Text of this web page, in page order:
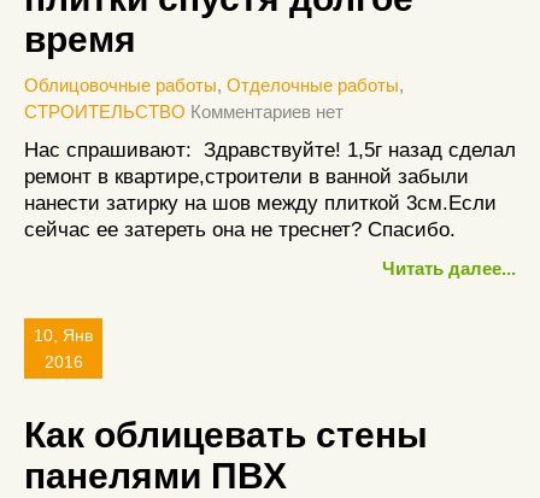
время
Облицовочные работы, Отделочные работы,
СТРОИТЕЛЬСТВО Комментариев нет
Нас спрашивают: Здравствуйте! 1,5г назад сделал
ремонт в квартире,строители в ванной забыли
нанести затирку на шов между плиткой 3см.Если
сейчас ее затереть она не треснет? Спасибо.
Читать далее...
10, Янв
2016
Как облицевать стены
панелями ПВХ